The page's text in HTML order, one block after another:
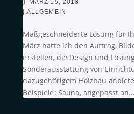
MÄRZ 15, 2018
ALLGEMEIN
Maßgeschneiderte Lösung für
März hatte ich den Auftrag,
erstellen, die Design und
Sonderausstattung von
dazugehörigem Holzbau
Beispiele: Sauna, angepasst an...